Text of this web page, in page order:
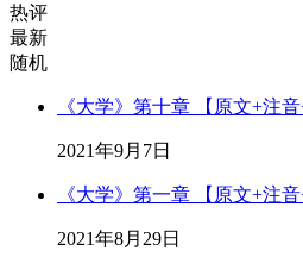
热评
最新
随机
《大学》第十章 【原文+注音
2021年9月7日
《大学》第一章 【原文+注音
2021年8月29日